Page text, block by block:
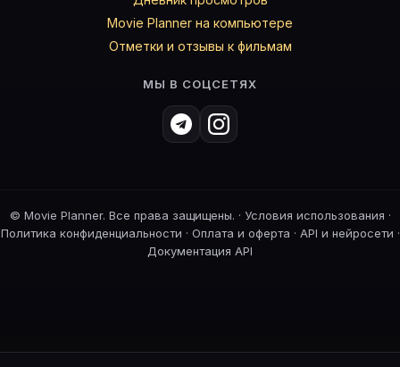
Movie Planner на компьютере
Отметки и отзывы к фильмам
МЫ В СОЦСЕТЯХ
© Movie Planner. Все права защищены. · Условия использования ·
Политика конфиденциальности · Оплата и оферта · API и нейросети ·
Документация API